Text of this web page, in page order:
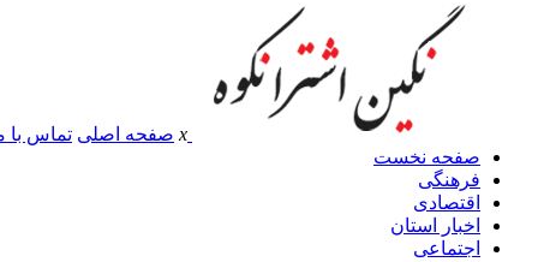
x صفحه اصلی تماس با
صفحه نخست
فرهنگی
اقتصادی
اخبار استان
اجتماعی